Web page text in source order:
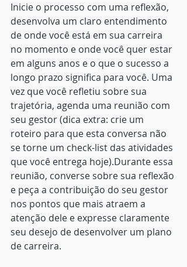
Inicie o processo com uma reflexão,
desenvolva um claro entendimento
de onde você está em sua carreira
no momento e onde você quer estar
em alguns anos e o que o sucesso a
longo prazo significa para você. Uma
vez que você refletiu sobre sua
trajetória, agenda uma reunião com
seu gestor (dica extra: crie um
roteiro para que esta conversa não
se torne um check-list das atividades
que você entrega hoje).Durante essa
reunião, converse sobre sua reflexão
e peça a contribuição do seu gestor
nos pontos que mais atraem a
atenção dele e expresse claramente
seu desejo de desenvolver um plano
de carreira.